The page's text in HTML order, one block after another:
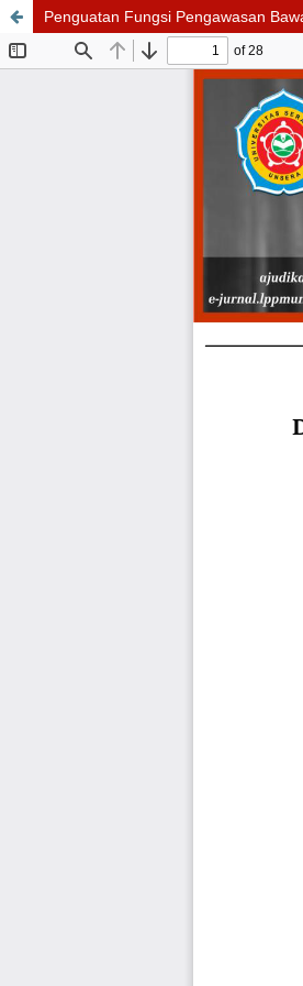
Penguatan Fungsi Pengawasan